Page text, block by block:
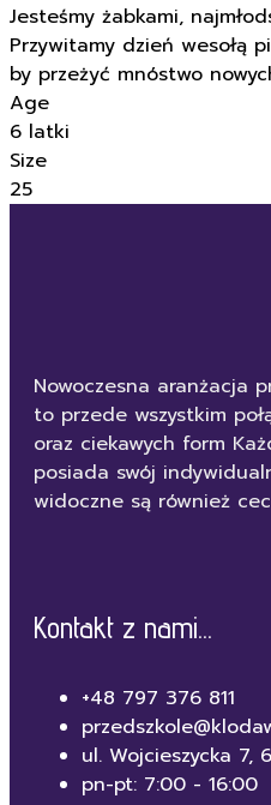
Jesteśmy żabkami,
Przywitamy dzień wesołą
by przeżyć mnóstwo
Age
6 latki
Size
25
Nowoczesna aranżacja
to przede wszystkim
oraz ciekawych form
posiada swój
widoczne są również
Kontakt z nami...
+48 797 376 811
ul. Wojcieszycka 7,
pn-pt: 7:00 - 16:00